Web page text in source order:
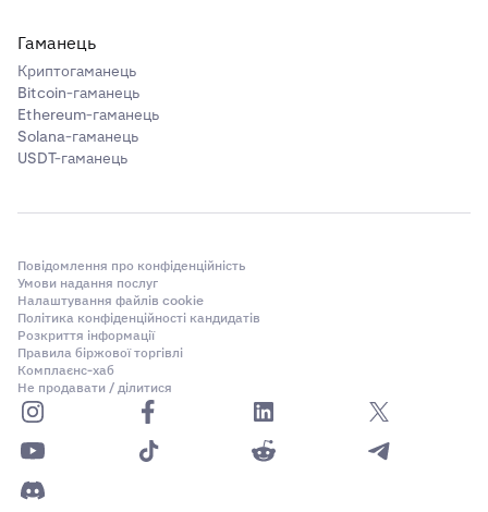
Гаманець
Криптогаманець
Bitcoin-гаманець
Ethereum-гаманець
Solana-гаманець
USDT-гаманець
Повідомлення про конфіденційність
Умови надання послуг
Налаштування файлів cookie
Політика конфіденційності кандидатів
Розкриття інформації
Правила біржової торгівлі
Комплаєнс-хаб
Не продавати / ділитися